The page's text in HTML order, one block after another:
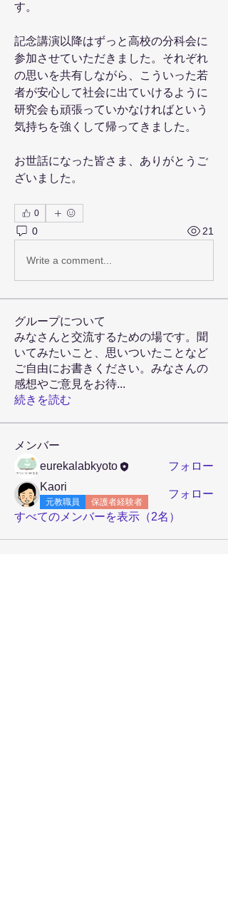
す。
記念講演以降はずっと高校の分科会に
参加させていただきました。それぞれ
の思いを共有しながら、こういった若
者が安心して社会に出ていけるように
研究会も頑張っていかなければという
気持ちを強くして帰ってきました。
お世話になった皆さま、ありがとうご
ざいました。
0
0 21
Write a comment...
グループについて
みなさんと交流するための場です。聞
いてみたいこと、思いついたことなど
ご自由にお書きください。みなさんの
感想やご意見をお待...
続きを読む
メンバー
eurekalabkyoto
フォロー
Kaori
元教職員 保護者経験者
フォロー
すべてのメンバーを表示（2名）